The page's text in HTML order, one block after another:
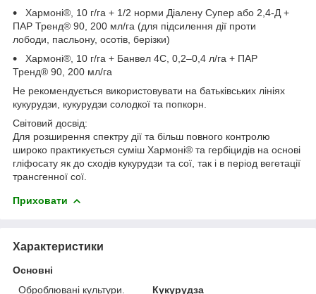
Хармоні®, 10 г/га + 1/2 норми Діалену Супер або 2,4-Д +
ПАР Тренд® 90, 200 мл/га (для підсилення дії проти
лободи, пасльону, осотів, берізки)
Хармоні®, 10 г/га + Банвел 4С, 0,2–0,4 л/га + ПАР
Тренд® 90, 200 мл/га
Не рекомендується використовувати на батьківських лініях
кукурудзи, кукурудзи солодкої та попкорн.
Світовий досвід:
Для розширення спектру дії та більш повного контролю
широко практикується суміш Хармоні® та гербіцидів на основі
гліфосату як до сходів кукурудзи та сої, так і в період вегетації
трансгенної сої.
Приховати
Характеристики
Основні
Оброблювані культури.
Кукурудза